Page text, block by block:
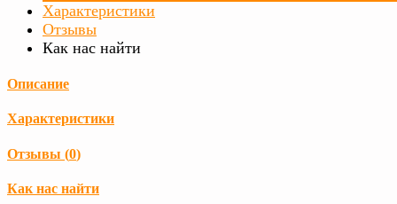
Характеристики
Отзывы
Как нас найти
Описание
Характеристики
Отзывы (0)
Как нас найти